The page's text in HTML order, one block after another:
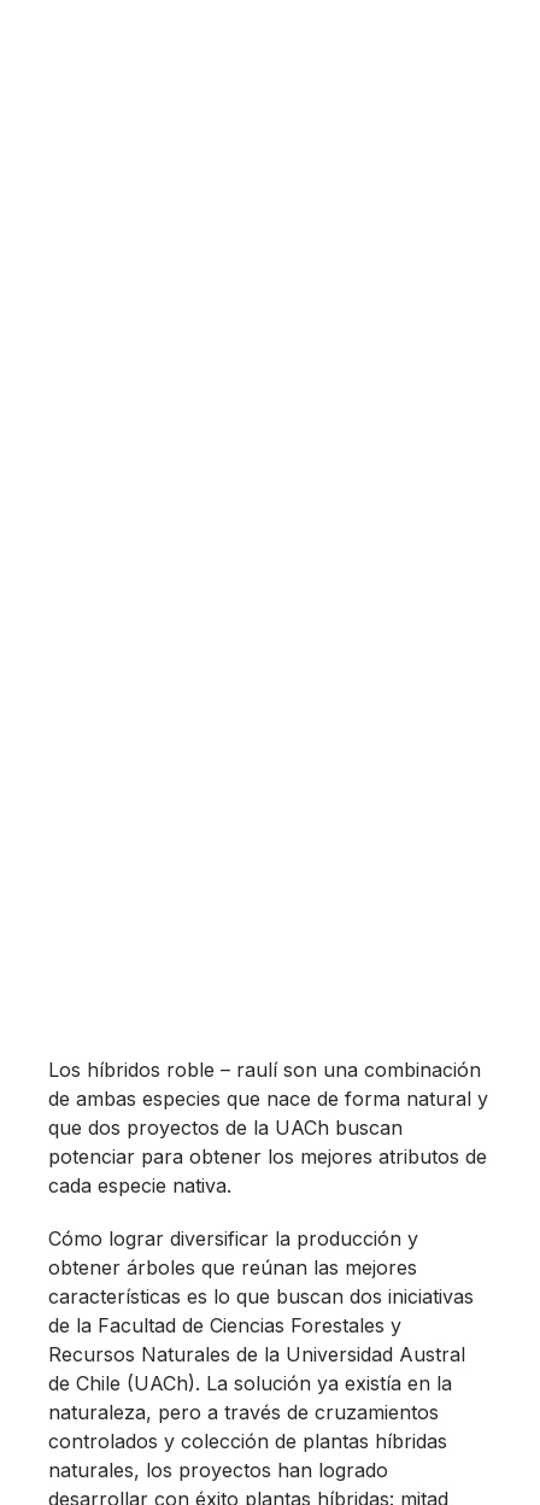
Los híbridos roble – raulí son una combinación
de ambas especies que nace de forma natural y
que dos proyectos de la UACh buscan
potenciar para obtener los mejores atributos de
cada especie nativa.
Cómo lograr diversificar la producción y
obtener árboles que reúnan las mejores
características es lo que buscan dos iniciativas
de la Facultad de Ciencias Forestales y
Recursos Naturales de la Universidad Austral
de Chile (UACh). La solución ya existía en la
naturaleza, pero a través de cruzamientos
controlados y colección de plantas híbridas
naturales, los proyectos han logrado
desarrollar con éxito plantas híbridas: mitad